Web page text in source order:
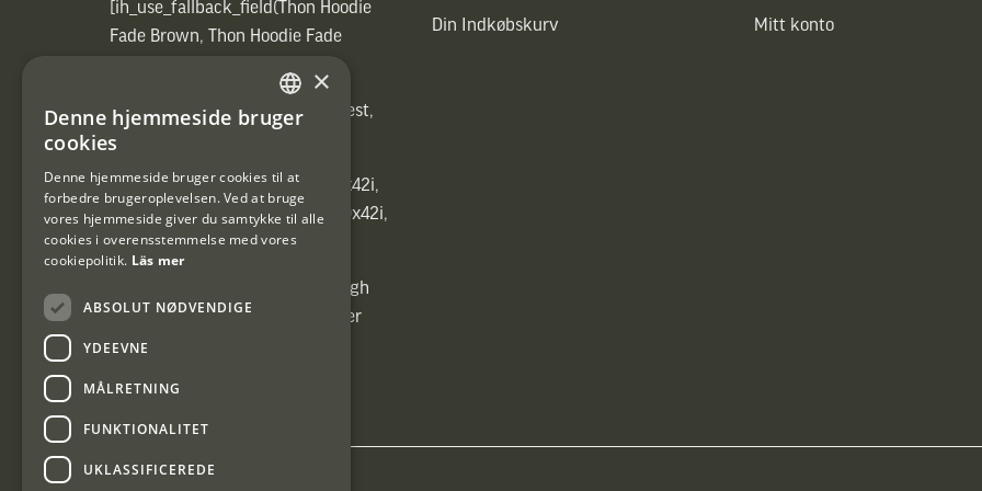
[ih_use_fallback_field(Thon Hoodie
Fade Brown, Thon Hoodie Fade
[ih_use_fallback_field(Heated vest,
Heated vest)]
[ih_use_fallback_field(C6 1,7-10x42i,
6ggr förstoringsväxel!, C6 1,7-10x42i,
6ggr förstoringsväxel!)]
[ih_use_fallback_field(Carrier High
Energy Professional 15kg, Carrier
High Energy Professional 15kg)]
Din Indkøbskurv Mitt konto
SWEDISH
×
Denne hjemmeside bruger
cookies
Denne hjemmeside bruger cookies til at
forbedre brugeroplevelsen. Ved at bruge
vores hjemmeside giver du samtykke til alle
cookies i overensstemmelse med vores
cookiepolitik. Läs mer
ABSOLUT NØDVENDIGE
YDEEVNE
MÅLRETNING
FUNKTIONALITET
UKLASSIFICEREDE